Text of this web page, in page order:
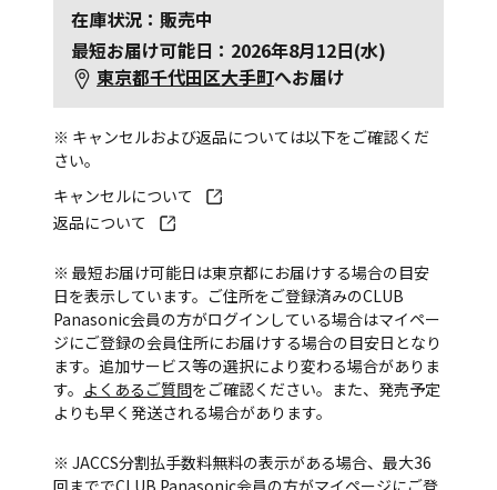
在庫状況：販売中
最短お届け可能日：2026年8月12日(水)
東京都千代田区大手町へお届け
※ キャンセルおよび返品については以下をご確認くだ
さい。
キャンセルについて
返品について
※ 最短お届け可能日は東京都にお届けする場合の目安
日を表示しています。ご住所をご登録済みのCLUB
Panasonic会員の方がログインしている場合はマイペー
ジにご登録の会員住所にお届けする場合の目安日となり
ます。追加サービス等の選択により変わる場合がありま
す。 よくあるご質問をご確認ください。また、発売予定
よりも早く発送される場合があります。
※ JACCS分割払手数料無料の表示がある場合、最大36
回まででCLUB Panasonic会員の方がマイページにご登